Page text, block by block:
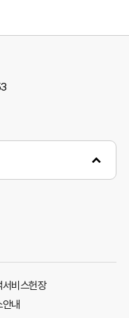
서비스헌장
안내